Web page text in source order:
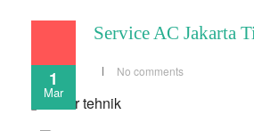
1
Mar
Service AC Jakarta
No comments